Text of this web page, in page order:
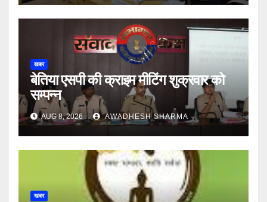
खबर
बेतिया एसपी की क्राइम मीटिंग शुक्रवार को
सम्पन्न
AUG 8, 2026 AWADHESH SHARMA
खबर